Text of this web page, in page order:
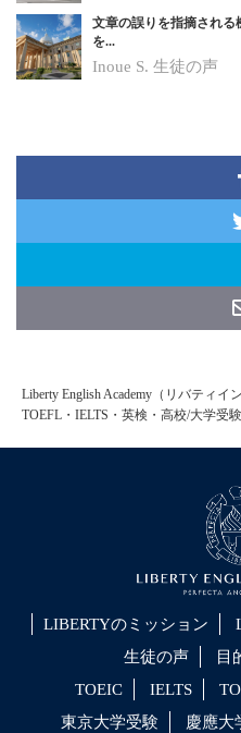
文章の誤りを指摘され
を...
Inoue S. 生徒の声
Liberty English Academy（リバティイ
TOEFL・IELTS・英検・高校/大学受
LIBERTYのミッション
生徒の声
目
TOEIC
IELTS
東京大学受験
慶應大